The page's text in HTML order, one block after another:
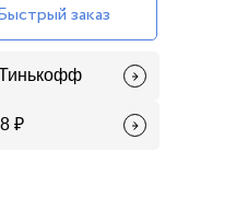
заказ
Тинькофф
₽